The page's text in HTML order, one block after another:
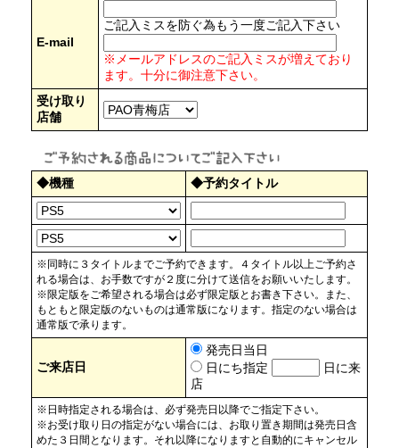
E-mail
ご記入ミスを防ぐ為もう一度ご記入下さい
※メールアドレスのご記入ミスが増えており
ます。十分に御注意下さい。
受け取り
店舗
◆機種 ◆予約タイトル
※同時に３タイトルまでご予約できます。４タイトル以上ご予約さ
れる場合は、お手数ですが２度に分けて送信をお願いいたします。
※限定版をご希望される場合は必ず限定版とお書き下さい。また、
もともと限定版のないものは通常版になります。指定のない場合は
通常版で承ります。
ご来店日
発売日当日
日にち指定
日に来
店
※日時指定される場合は、必ず発売日以降でご指定下さい。
※お受け取り日の指定がない場合には、お取り置き期間は発売日含
めた３日間となります。それ以降になりますと自動的にキャンセル